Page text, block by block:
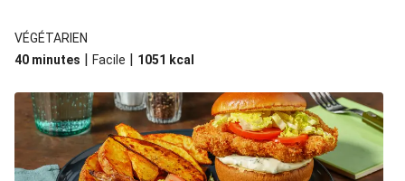
Burger au piment vert piquant et au piccalilli
Texas BBQ burger au gouda
VÉGÉTARIEN
40 minutes | Facile | 1051 kcal